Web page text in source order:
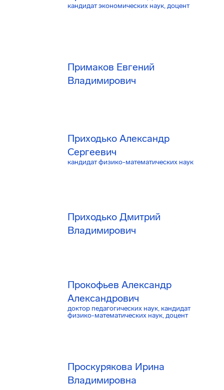
кандидат экономических наук, доцент
Примаков Евгений
Владимирович
Приходько Александр
Сергеевич
кандидат физико-математических наук
Приходько Дмитрий
Владимирович
Прокофьев Александр
Александрович
доктор педагогических наук, кандидат
физико-математических наук, доцент
Проскурякова Ирина
Владимировна